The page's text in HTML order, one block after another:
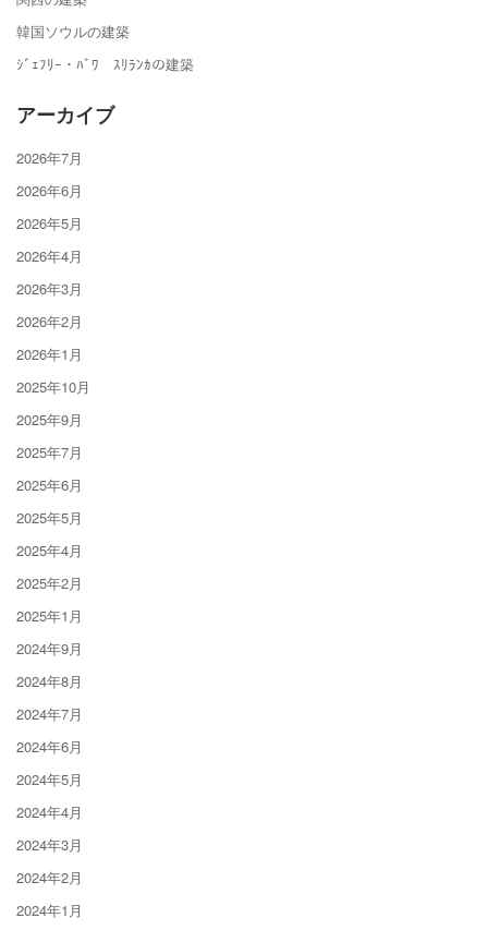
韓国ソウルの建築
ｼﾞｪﾌﾘｰ・ﾊﾞﾜ ｽﾘﾗﾝｶの建築
アーカイブ
2026年7月
2026年6月
2026年5月
2026年4月
2026年3月
2026年2月
2026年1月
2025年10月
2025年9月
2025年7月
2025年6月
2025年5月
2025年4月
2025年2月
2025年1月
2024年9月
2024年8月
2024年7月
2024年6月
2024年5月
2024年4月
2024年3月
2024年2月
2024年1月